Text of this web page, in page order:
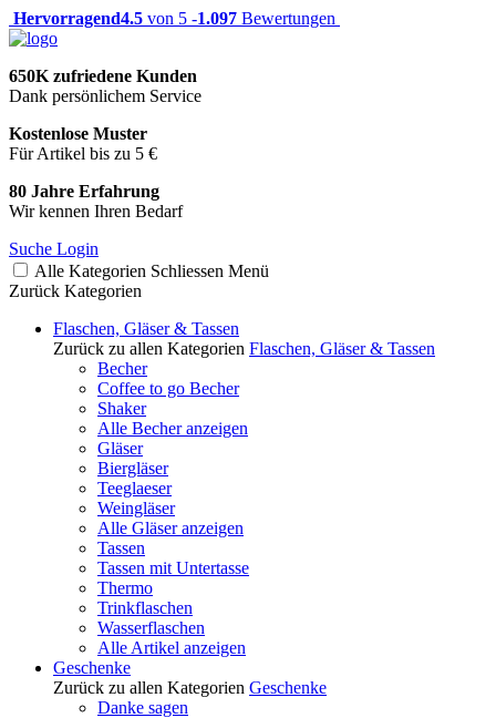
Hervorragend4.5 von 5 -1.097 Bewertungen
650K zufriedene Kunden
Dank persönlichem Service
Kostenlose Muster
Für Artikel bis zu 5 €
80 Jahre Erfahrung
Wir kennen Ihren Bedarf
Suche Login
Alle Kategorien Schliessen Menü
Zurück Kategorien
Flaschen, Gläser & Tassen
Zurück zu allen Kategorien Flaschen, Gläser & Tassen
Becher
Coffee to go Becher
Shaker
Alle Becher anzeigen
Gläser
Biergläser
Teeglaeser
Weingläser
Alle Gläser anzeigen
Tassen
Tassen mit Untertasse
Thermo
Trinkflaschen
Wasserflaschen
Alle Artikel anzeigen
Geschenke
Zurück zu allen Kategorien Geschenke
Danke sagen